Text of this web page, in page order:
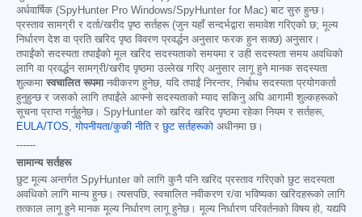
अर्धवार्षिक (SpyHunter Pro Windows/SpyHunter for Mac) बाट सुरु हुन्छ।
प्रस्ताव सामग्री र दर्ता/खरीद पृष्ठ सर्तहरू (जुन यहाँ सन्दर्भद्वारा समावेश गरिएको छ; मूल्य
निर्धारण देश वा प्रति खरिद पृष्ठ विवरण प्रवर्द्धन अनुसार फरक हुन सक्छ) अनुसार।
तपाईंको सदस्यता तपाईंको मूल खरिद सदस्यताको समयमा र उही सदस्यता समय अवधिको
लागि वा प्रवर्द्धन सामग्री/खरीद पृष्ठमा उल्लेख गरिए अनुसार लागू हुने मानक सदस्यता
शुल्कमा स्वचालित रूपमानवीकरण हुनेछ, यदि तपाईं निरन्तर, निर्बाध सदस्यता प्रयोगकर्ता
हुनुहुन्छ र जसको लागि तपाईंले आफ्नो सदस्यताको म्याद सकिनु अघि आगामी शुल्कहरूको
सूचना प्राप्त गर्नुहुनेछ। SpyHunter को खरिद खरिद पृष्ठमा रहेका नियम र सर्तहरू,
EULA/TOS,गोपनीयता/कुकी नीतिरछुट सर्तहरूको अधीनमा छ।
------
सामान्य सर्तहरू
छुट मूल्य अन्तर्गत SpyHunter को लागि कुनै पनि खरिद प्रस्ताव गरिएको छुट सदस्यता
अवधिको लागि मान्य हुन्छ। त्यसपछि, स्वचालित नवीकरण र/वा भविष्यका खरिदहरूको लागि
तत्काल लागू हुने मानक मूल्य निर्धारण लागू हुनेछ। मूल्य निर्धारण परिवर्तनको विषय हो, यद्यपि